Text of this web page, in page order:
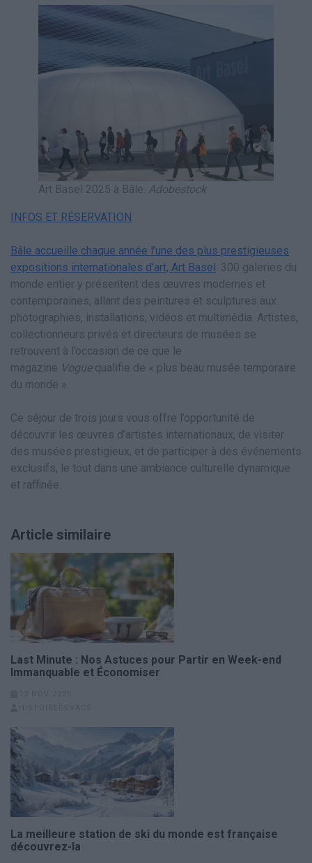
Art Basel 2025 à Bâle. Adobestock
INFOS ET RÉSERVATION
Bâle accueille chaque année l’une des plus prestigieuses
expositions internationales d’art, Art Basel . 300 galeries du
monde entier y présentent des œuvres modernes et
contemporaines, allant des peintures et sculptures aux
photographies, installations, vidéos et multimédia. Artistes,
collectionneurs privés et directeurs de musées se
retrouvent à l’occasion de ce que le
magazine Voguequalifie de « plus beau musée temporaire
du monde ».
Ce séjour de trois jours vous offre l’opportunité de
découvrir les œuvres d’artistes internationaux, de visiter
des musées prestigieux, et de participer à des événements
exclusifs, le tout dans une ambiance culturelle dynamique
et raffinée.
Article similaire
Last Minute : Nos Astuces pour Partir en Week-end
Immanquable et Économiser
La meilleure station de ski du monde est française
découvrez-la